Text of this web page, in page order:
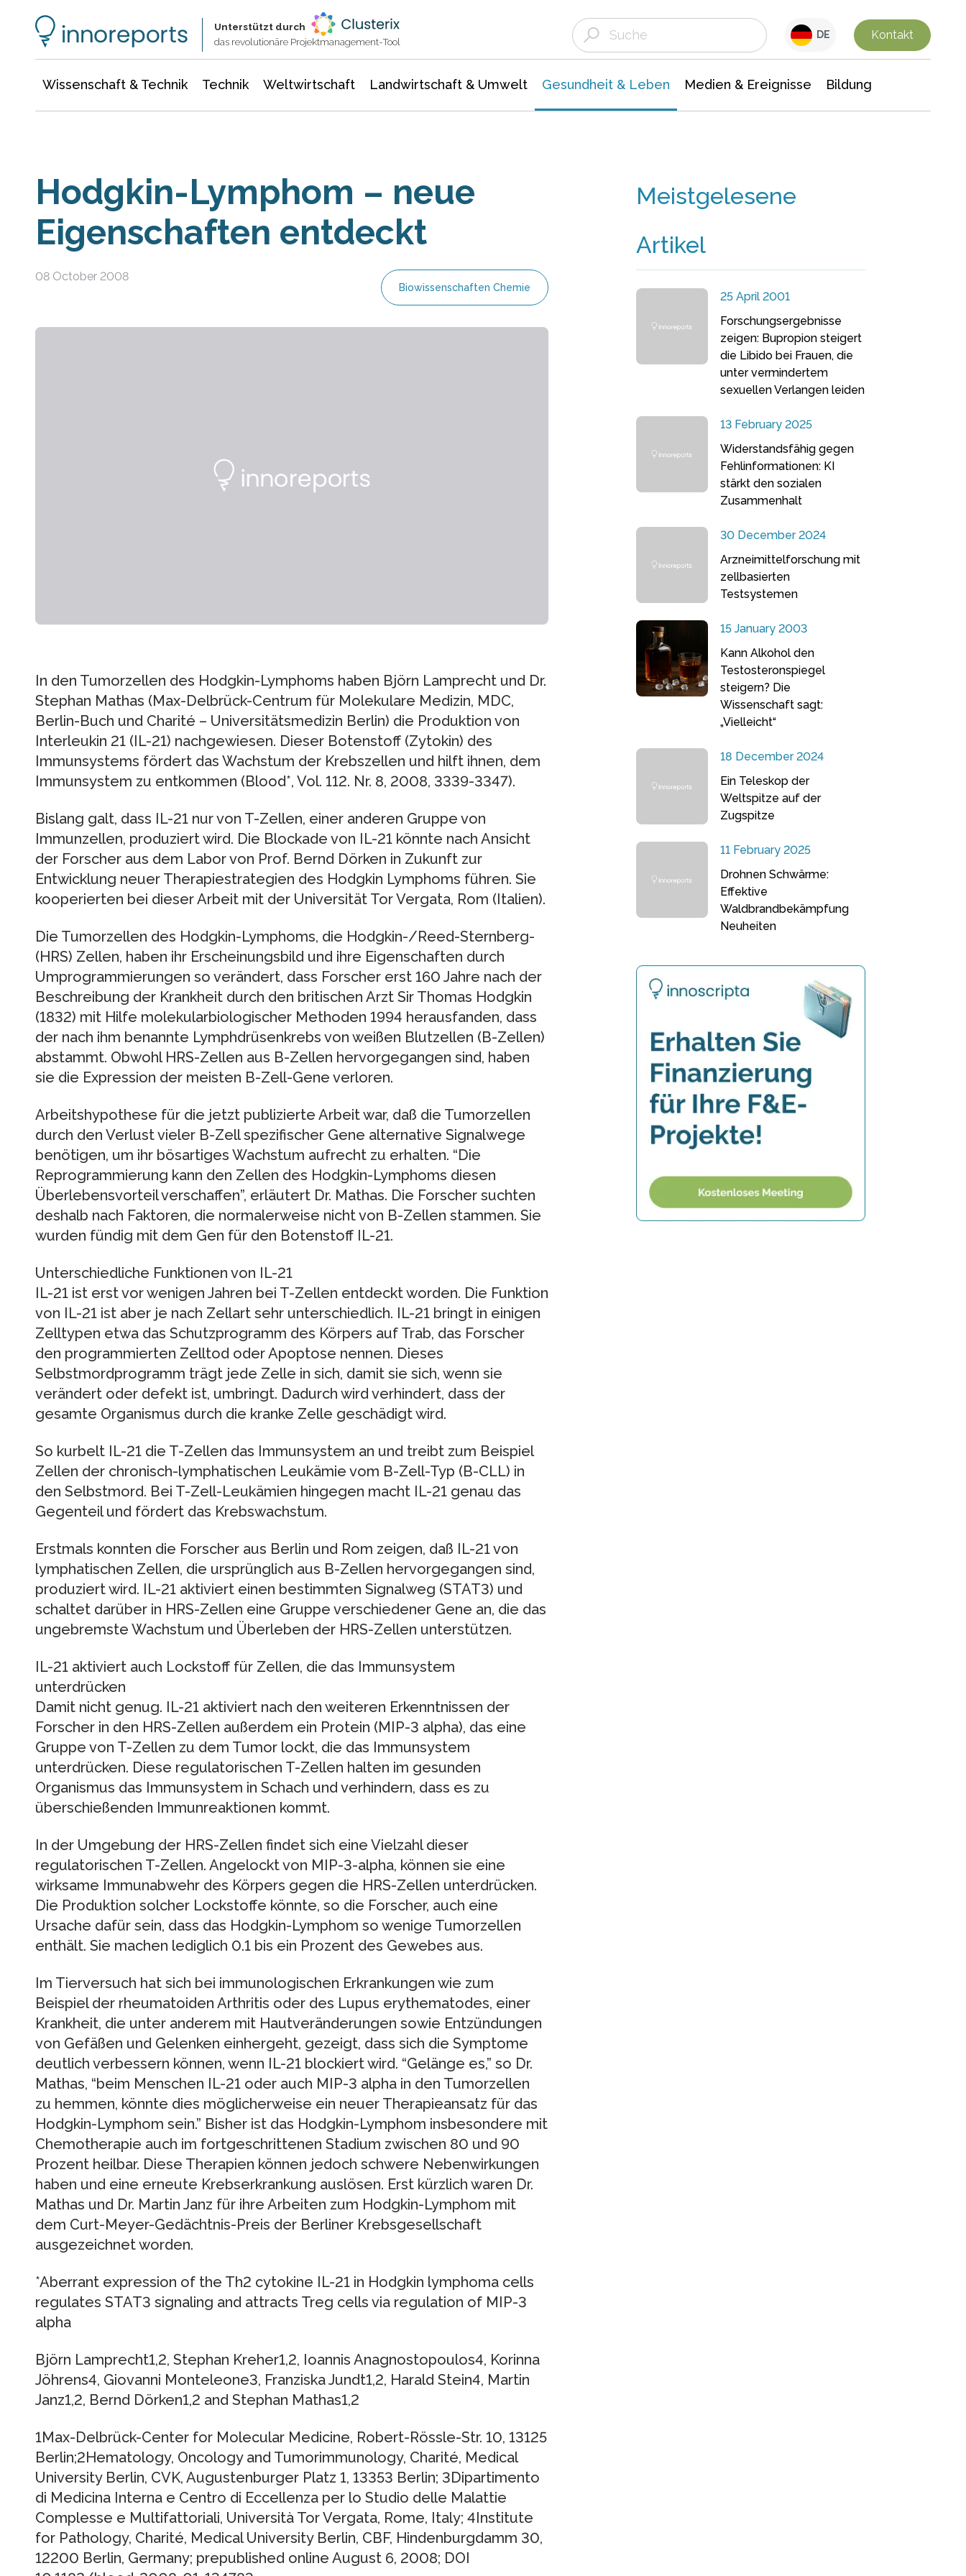
Unterstützt durch
das revolutionäre Projektmanagement-Tool
DE Kontakt
Wissenschaft & Technik Technik Weltwirtschaft Landwirtschaft & Umwelt Gesundheit & Leben Medien & Ereignisse Bildung
Hodgkin-Lymphom – neue
Eigenschaften entdeckt
08 October 2008
Biowissenschaften Chemie
In den Tumorzellen des Hodgkin-Lymphoms haben Björn Lamprecht und Dr.
Stephan Mathas (Max-Delbrück-Centrum für Molekulare Medizin, MDC,
Berlin-Buch und Charité – Universitätsmedizin Berlin) die Produktion von
Interleukin 21 (IL-21) nachgewiesen. Dieser Botenstoff (Zytokin) des
Immunsystems fördert das Wachstum der Krebszellen und hilft ihnen, dem
Immunsystem zu entkommen (Blood*, Vol. 112. Nr. 8, 2008, 3339-3347).
Bislang galt, dass IL-21 nur von T-Zellen, einer anderen Gruppe von
Immunzellen, produziert wird. Die Blockade von IL-21 könnte nach Ansicht
der Forscher aus dem Labor von Prof. Bernd Dörken in Zukunft zur
Entwicklung neuer Therapiestrategien des Hodgkin Lymphoms führen. Sie
kooperierten bei dieser Arbeit mit der Universität Tor Vergata, Rom (Italien).
Die Tumorzellen des Hodgkin-Lymphoms, die Hodgkin-/Reed-Sternberg-
(HRS) Zellen, haben ihr Erscheinungsbild und ihre Eigenschaften durch
Umprogrammierungen so verändert, dass Forscher erst 160 Jahre nach der
Beschreibung der Krankheit durch den britischen Arzt Sir Thomas Hodgkin
(1832) mit Hilfe molekularbiologischer Methoden 1994 herausfanden, dass
der nach ihm benannte Lymphdrüsenkrebs von weißen Blutzellen (B-Zellen)
abstammt. Obwohl HRS-Zellen aus B-Zellen hervorgegangen sind, haben
sie die Expression der meisten B-Zell-Gene verloren.
Arbeitshypothese für die jetzt publizierte Arbeit war, daß die Tumorzellen
durch den Verlust vieler B-Zell spezifischer Gene alternative Signalwege
benötigen, um ihr bösartiges Wachstum aufrecht zu erhalten. “Die
Reprogrammierung kann den Zellen des Hodgkin-Lymphoms diesen
Überlebensvorteil verschaffen”, erläutert Dr. Mathas. Die Forscher suchten
deshalb nach Faktoren, die normalerweise nicht von B-Zellen stammen. Sie
wurden fündig mit dem Gen für den Botenstoff IL-21.
Unterschiedliche Funktionen von IL-21
IL-21 ist erst vor wenigen Jahren bei T-Zellen entdeckt worden. Die Funktion
von IL-21 ist aber je nach Zellart sehr unterschiedlich. IL-21 bringt in einigen
Zelltypen etwa das Schutzprogramm des Körpers auf Trab, das Forscher
den programmierten Zelltod oder Apoptose nennen. Dieses
Selbstmordprogramm trägt jede Zelle in sich, damit sie sich, wenn sie
verändert oder defekt ist, umbringt. Dadurch wird verhindert, dass der
gesamte Organismus durch die kranke Zelle geschädigt wird.
So kurbelt IL-21 die T-Zellen das Immunsystem an und treibt zum Beispiel
Zellen der chronisch-lymphatischen Leukämie vom B-Zell-Typ (B-CLL) in
den Selbstmord. Bei T-Zell-Leukämien hingegen macht IL-21 genau das
Gegenteil und fördert das Krebswachstum.
Erstmals konnten die Forscher aus Berlin und Rom zeigen, daß IL-21 von
lymphatischen Zellen, die ursprünglich aus B-Zellen hervorgegangen sind,
produziert wird. IL-21 aktiviert einen bestimmten Signalweg (STAT3) und
schaltet darüber in HRS-Zellen eine Gruppe verschiedener Gene an, die das
ungebremste Wachstum und Überleben der HRS-Zellen unterstützen.
IL-21 aktiviert auch Lockstoff für Zellen, die das Immunsystem
unterdrücken
Damit nicht genug. IL-21 aktiviert nach den weiteren Erkenntnissen der
Forscher in den HRS-Zellen außerdem ein Protein (MIP-3 alpha), das eine
Gruppe von T-Zellen zu dem Tumor lockt, die das Immunsystem
unterdrücken. Diese regulatorischen T-Zellen halten im gesunden
Organismus das Immunsystem in Schach und verhindern, dass es zu
überschießenden Immunreaktionen kommt.
In der Umgebung der HRS-Zellen findet sich eine Vielzahl dieser
regulatorischen T-Zellen. Angelockt von MIP-3-alpha, können sie eine
wirksame Immunabwehr des Körpers gegen die HRS-Zellen unterdrücken.
Die Produktion solcher Lockstoffe könnte, so die Forscher, auch eine
Ursache dafür sein, dass das Hodgkin-Lymphom so wenige Tumorzellen
enthält. Sie machen lediglich 0.1 bis ein Prozent des Gewebes aus.
Im Tierversuch hat sich bei immunologischen Erkrankungen wie zum
Beispiel der rheumatoiden Arthritis oder des Lupus erythematodes, einer
Krankheit, die unter anderem mit Hautveränderungen sowie Entzündungen
von Gefäßen und Gelenken einhergeht, gezeigt, dass sich die Symptome
deutlich verbessern können, wenn IL-21 blockiert wird. “Gelänge es,” so Dr.
Mathas, “beim Menschen IL-21 oder auch MIP-3 alpha in den Tumorzellen
zu hemmen, könnte dies möglicherweise ein neuer Therapieansatz für das
Hodgkin-Lymphom sein.” Bisher ist das Hodgkin-Lymphom insbesondere mit
Chemotherapie auch im fortgeschrittenen Stadium zwischen 80 und 90
Prozent heilbar. Diese Therapien können jedoch schwere Nebenwirkungen
haben und eine erneute Krebserkrankung auslösen. Erst kürzlich waren Dr.
Mathas und Dr. Martin Janz für ihre Arbeiten zum Hodgkin-Lymphom mit
dem Curt-Meyer-Gedächtnis-Preis der Berliner Krebsgesellschaft
ausgezeichnet worden.
*Aberrant expression of the Th2 cytokine IL-21 in Hodgkin lymphoma cells
regulates STAT3 signaling and attracts Treg cells via regulation of MIP-3
alpha
Björn Lamprecht1,2, Stephan Kreher1,2, Ioannis Anagnostopoulos4, Korinna
Jöhrens4, Giovanni Monteleone3, Franziska Jundt1,2, Harald Stein4, Martin
Janz1,2, Bernd Dörken1,2 and Stephan Mathas1,2
1Max-Delbrück-Center for Molecular Medicine, Robert-Rössle-Str. 10, 13125
Berlin;2Hematology, Oncology and Tumorimmunology, Charité, Medical
University Berlin, CVK, Augustenburger Platz 1, 13353 Berlin; 3Dipartimento
di Medicina Interna e Centro di Eccellenza per lo Studio delle Malattie
Complesse e Multifattoriali, Università Tor Vergata, Rome, Italy; 4Institute
for Pathology, Charité, Medical University Berlin, CBF, Hindenburgdamm 30,
12200 Berlin, Germany; prepublished online August 6, 2008; DOI
Meistgelesene
Artikel
25 April 2001
Forschungsergebnisse
zeigen: Bupropion steigert
die Libido bei Frauen, die
unter vermindertem
sexuellen Verlangen leiden
13 February 2025
Widerstandsfähig gegen
Fehlinformationen: KI
stärkt den sozialen
Zusammenhalt
30 December 2024
Arzneimittelforschung mit
zellbasierten
Testsystemen
15 January 2003
Kann Alkohol den
Testosteronspiegel
steigern? Die
Wissenschaft sagt:
„Vielleicht“
18 December 2024
Ein Teleskop der
Weltspitze auf der
Zugspitze
11 February 2025
Drohnen Schwärme:
Effektive
Waldbrandbekämpfung
Neuheiten